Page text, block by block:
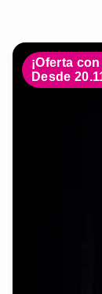
¡Oferta
Desde